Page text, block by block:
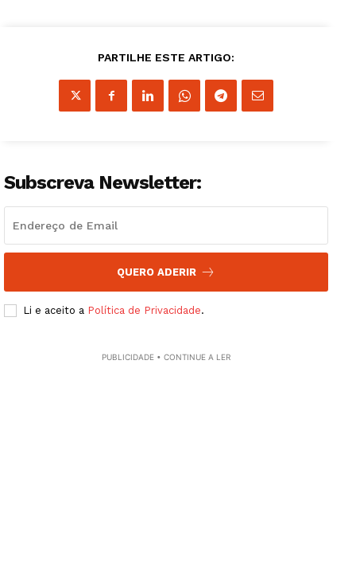
PARTILHE ESTE ARTIGO:
Subscreva Newsletter:
QUERO ADERIR
Li e aceito a Política de Privacidade.
PUBLICIDADE • CONTINUE A LER